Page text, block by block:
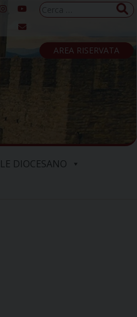
Ricerca
AREA RISERVATA
DIOCESANO